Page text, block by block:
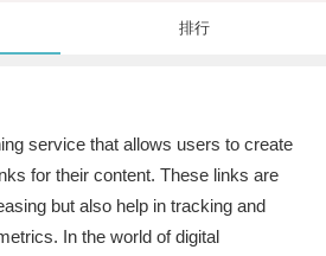
排行
service that allows users to create
for their content. These links are
but also help in tracking and
In the world of digital